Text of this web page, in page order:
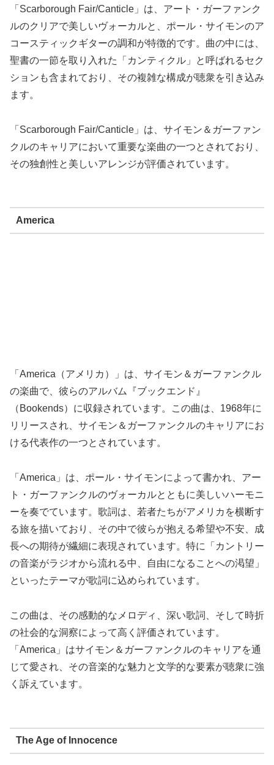
「Scarborough Fair/Canticle」は、アート・ガーファンク
ルのクリアで美しいヴォーカルと、ポール・サイモンのア
コースティックギターの調和が特徴的です。曲の中には、
聖書の一節を取り入れた「カンティクル」と呼ばれるセク
ションも含まれており、その複雑な構成が聴衆を引き込み
ます。
「Scarborough Fair/Canticle」は、サイモン＆ガーファン
クルのキャリアにおいて重要な楽曲の一つとされており、
その独創性と美しいアレンジが評価されています。
America
「America（アメリカ）」は、サイモン＆ガーファンクル
の楽曲で、彼らのアルバム『ブックエンド』
（Bookends）に収録されています。この曲は、1968年に
リリースされ、サイモン＆ガーファンクルのキャリアにお
ける代表作の一つとされています。
「America」は、ポール・サイモンによって書かれ、アー
ト・ガーファンクルのヴォーカルとともに美しいハーモニ
ーを奏でています。歌詞は、若者たちがアメリカを横断す
る旅を描いており、その中で彼らが抱える希望や不安、成
長への期待が繊細に表現されています。特に「カントリー
の音楽がラジオから流れる中、自由になることへの渇望」
といったテーマが歌詞に込められています。
この曲は、その感動的なメロディ、深い歌詞、そして時折
の社会的な洞察によって高く評価されています。
「America」はサイモン＆ガーファンクルのキャリアを通
じて愛され、その音楽的な魅力と文学的な要素が聴衆に強
く訴えています。
The Age of Innocence